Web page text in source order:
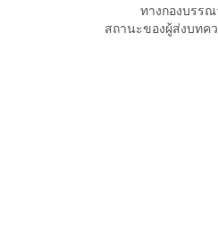
ทางกองบรรณาธิ
สถานะของผู้ส่งบทค